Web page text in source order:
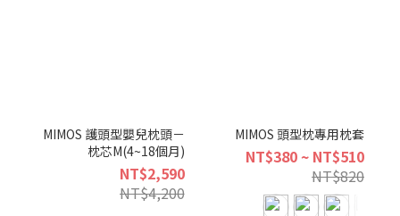
MIMOS 護頭型嬰兒枕頭－
枕芯M(4~18個月)
NT$2,590
NT$4,200
MIMOS 頭型枕專用枕套
NT$380 ~ NT$510
NT$820